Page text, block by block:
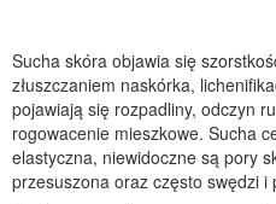
Sucha skóra objawia się
złuszczaniem naskórka,
pojawiają się rozpadliny, odczyn
rogowacenie mieszkowe. Sucha
elastyczna, niewidoczne są pory
przesuszona oraz często swędzi i